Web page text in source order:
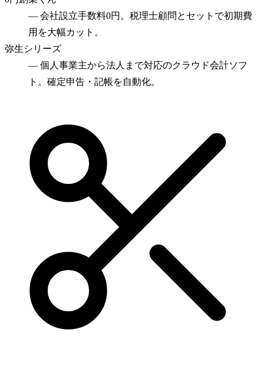
— 会社設立手数料0円。税理士顧問とセットで初期費
用を大幅カット。
弥生シリーズ
— 個人事業主から法人まで対応のクラウド会計ソフ
ト。確定申告・記帳を自動化。